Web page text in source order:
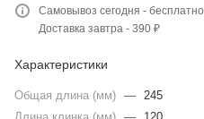
Самовывоз сегодня - бесплатно
Доставка завтра - 390 ₽
Характеристики
Общая длина (мм) — 245